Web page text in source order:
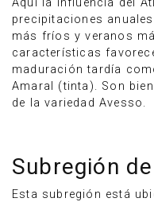
precipitaciones
más fríos y veranos
características
maduración tardía
Amaral (tinta). Son
de la variedad Avesso.
Subregión
Esta subregión está